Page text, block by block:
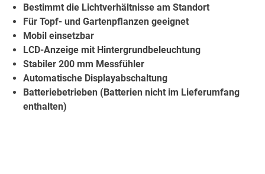
Bestimmt die Lichtverhältnisse am Standort
Für Topf- und Gartenpflanzen geeignet
Mobil einsetzbar
LCD-Anzeige mit Hintergrundbeleuchtung
Stabiler 200 mm Messfühler
Automatische Displayabschaltung
Batteriebetrieben (Batterien nicht im Lieferumfang
enthalten)